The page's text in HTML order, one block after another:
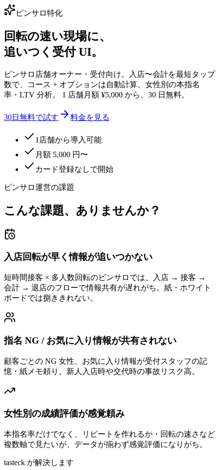
ピンサロ特化
回転の速い現場に、
追いつく受付 UI。
ピンサロ店舗オーナー・受付向け。入店〜会計を最短タップ
数で、コース + オプションは自動計算、女性別の本指名
率・LTV 分析。 1 店舗月額 ¥5,000 から、30 日無料。
30日無料で試す 料金を見る
1店舗から導入可能
月額 5,000 円〜
カード登録なしで開始
ピンサロ運営の課題
こんな課題、 ありませんか？
入店回転が早く情報が追いつかない
短時間接客 × 多人数回転のピンサロでは、入店 → 接客 →
会計 → 退店のフローで情報共有が遅れがち。紙・ホワイト
ボードでは捌ききれない。
指名 NG / お気に入り情報が共有されない
顧客ごとの NG 女性、お気に入り情報が受付スタッフの記
憶・紙メモ頼り。新人入店時や交代時の事故リスク高。
女性別の成績評価が感覚頼み
本指名率だけでなく、リピートを作れるか・回転の速さなど
複数軸で見たいが、データが揃わず感覚評価になりがち。
tasteck が解決します